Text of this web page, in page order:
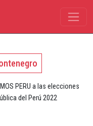
PERU a las elecciones
del Perú 2022